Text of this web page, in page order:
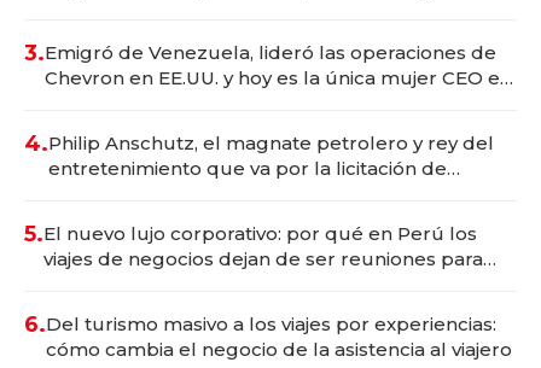
3.Emigró de Venezuela, lideró las operaciones de
Chevron en EE.UU. y hoy es la única mujer CEO en
4.Philip Anschutz, el magnate petrolero y rey del
entretenimiento que va por la licitación de
5.El nuevo lujo corporativo: por qué en Perú los
viajes de negocios dejan de ser reuniones para
6.Del turismo masivo a los viajes por experiencias:
cómo cambia el negocio de la asistencia al viajero